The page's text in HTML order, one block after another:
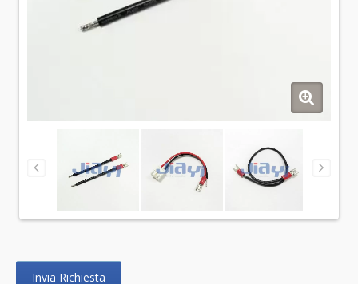
Invia Richiesta